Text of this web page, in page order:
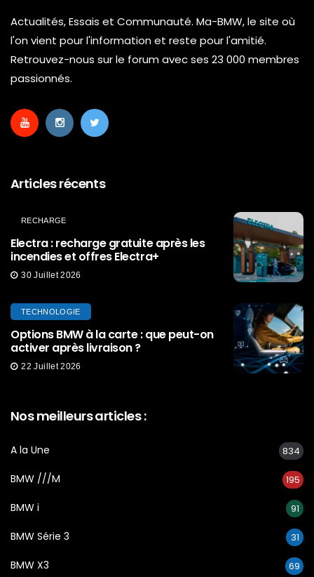
Actualités, Essais et Communauté. Ma-BMW, le site où
l'on vient pour l'information et reste pour l'amitié.
Retrouvez-nous sur le forum avec ses 23 000 membres
passionnés.
Articles récents
RECHARGE
Electra : recharge gratuite après les
incendies et offres Electra+
30 Juillet 2026
TECHNOLOGIE
Options BMW à la carte : que peut-on
activer après livraison ?
22 Juillet 2026
Nos meilleurs articles :
A la Une 834
BMW ///M 195
BMW i 91
BMW Série 3 31
BMW X3 69